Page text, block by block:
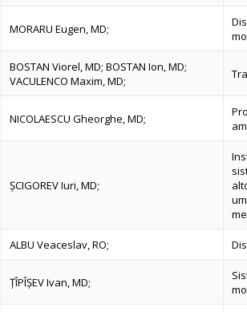
MORARU Eugen, MD;
BOSTAN Viorel, MD; BOSTAN Ion, MD;
VACULENCO Maxim, MD;
NICOLAESCU Gheorghe, MD;
ŞCIGOREV Iuri, MD;
ALBU Veaceslav, RO;
ŢÎPÎŞEV Ivan, MD;